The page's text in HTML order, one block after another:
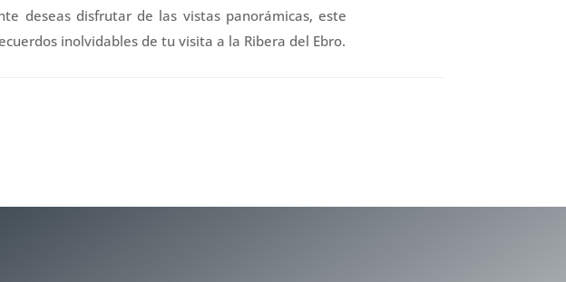
deseas disfrutar de las vistas panorámicas, este
inolvidables de tu visita a la Ribera del Ebro.